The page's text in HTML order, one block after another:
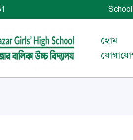
126451 School
হোম